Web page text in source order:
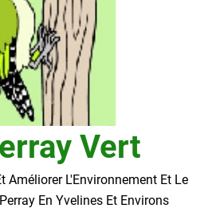
Vert
Améliorer L'Environnement Et Le
En Yvelines Et Environs